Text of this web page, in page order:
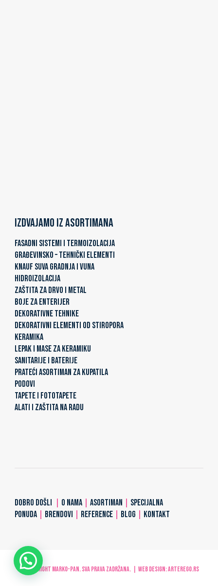
Izdvajamo iz asortimana
FASADNI SISTEMI I TERMOIZOLACIJA
GRAĐEVINSKO – TEHNIČKI ELEMENTI
KNAUF SUVA GRADNJA I VUNA
HIDROIZOLACIJA
ZAŠTITA ZA DRVO I METAL
BOJE ZA ENTERIJER
DEKORATIVNE TEHNIKE
DEKORATIVNI ELEMENTI OD STIROPORA
KERAMIKA
LEPAK I MASE ZA KERAMIKU
SANITARIJE I BATERIJE
PRATEĆI ASORTIMAN ZA KUPATILA
PODOVI
TAPETE I FOTOTAPETE
ALATI I ZAŠTITA NA RADU
DOBRO DOŠLI O NAMA ASORTIMAN
SPECIJALNA
PONUDA
BRENDOVI REFERENCE BLOG KONTAKT
© Copyright MARKO-PAN. Sva prava zadržana. | Web design:ARTerEgo.rs